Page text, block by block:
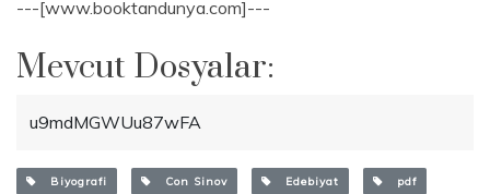
---[www.booktandunya.com]---
Mevcut Dosyalar:
u9mdMGWUu87wFA
Biyografi Con Sinov Edebiyat pdf